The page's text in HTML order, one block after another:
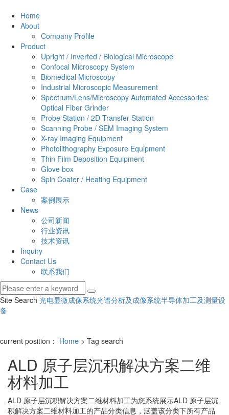
Home
About
Company Profile
Product
Upright / Inverted / Biological Microscope
Confocal Microscopy System
Biomedical Microscopy
Industrial Microscopic Measurement
Spectrum/Lens/Microscopy Automated Accessories:
Optical Fiber Grinder
Probe Station / 2D Transfer Station
Scanning Probe / SEM Imaging System
X-ray Imaging Equipment
Photolithography Exposure Equipment
Thin Film Deposition Equipment
Glove box
Spin Coater / Heating Equipment
Case
案例展示
News
公司新闻
行业资讯
技术资讯
Inquiry
Contact Us
联系我们
Site Search 光电显微成像系统光谱分析及成像系统半导体加工及测量设
备
current position： Home > Tag search
ALD 原子层沉积解决方案二维
材料加工
ALD 原子层沉积解决方案二维材料加工为您系统展示ALD 原子层沉
积解决方案二维材料加工的产品分类信息，涵盖该分类下所有产品